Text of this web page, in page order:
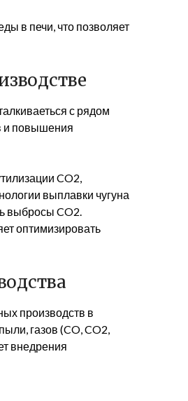
в печи, что позволяет
с рядом
и повышения
CO2,
выплавки чугуна
выбросы CO2.
оптимизировать
производств в
газов (CO, CO2,
внедрения